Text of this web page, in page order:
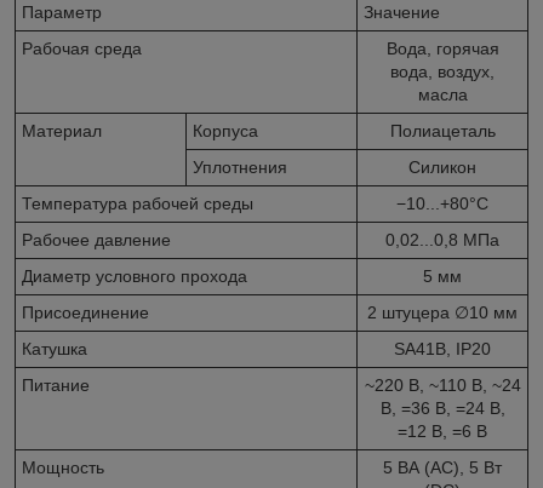
Параметр
Значение
Рабочая среда
Вода, горячая
вода, воздух,
масла
Материал
Корпуса
Полиацеталь
Уплотнения
Силикон
Температура рабочей среды
−10...+80°С
Рабочее давление
0,02...0,8 МПа
Диаметр условного прохода
5 мм
Присоединение
2 штуцера ∅10 мм
Катушка
SA41B, IP20
Питание
~220 В, ~110 В, ~24
В, =36 В, =24 В,
=12 В, =6 В
Мощность
5 ВА (АС), 5 Вт